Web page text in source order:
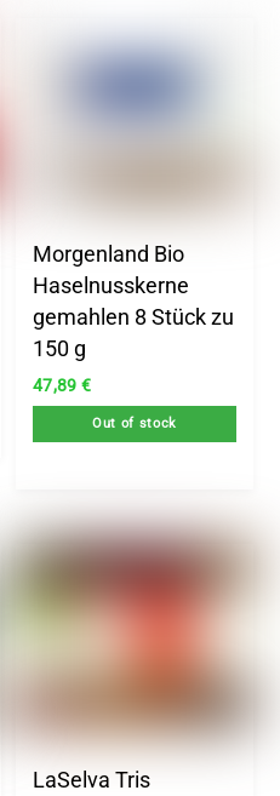
Morgenland Bio
Haselnusskerne
gemahlen 8 Stück zu
150 g
47,89 €
Out of stock
LaSelva Tris